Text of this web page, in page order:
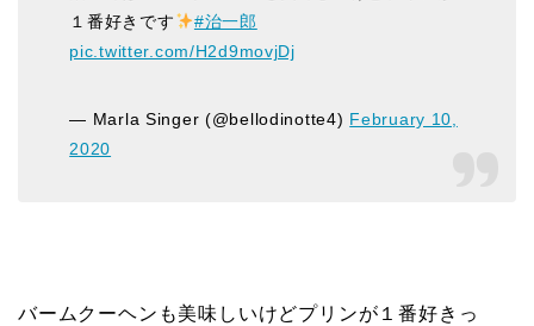
１番好きです
#治一郎
pic.twitter.com/H2d9movjDj
— Marla Singer (@bellodinotte4) February 10,
2020
バームクーヘンも美味しいけどプリンが１番好きっ